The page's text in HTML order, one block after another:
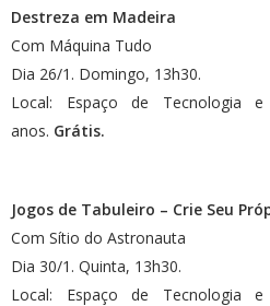
Destreza em Madeira
Com Máquina Tudo
Dia 26/1. Domingo, 13h30.
Local: Espaço de Tecnologia
anos. Grátis.
Jogos de Tabuleiro – Crie Seu
Com Sítio do Astronauta
Dia 30/1. Quinta, 13h30.
Local: Espaço de Tecnologia